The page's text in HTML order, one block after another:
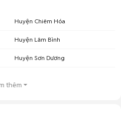
Huyện Chiêm Hóa
Huyện Lâm Bình
Huyện Sơn Dương
thêm